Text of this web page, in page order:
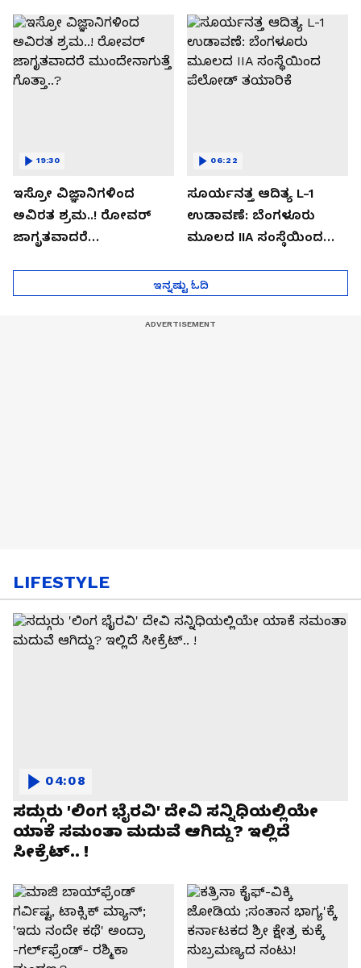
ಇಸ್ರೋ ವಿಜ್ಞಾನಿಗಳಿಂದ
ಅವಿರತ ಶ್ರಮ..! ರೋವರ್
ಜಾಗೃತವಾದರೆ
19:30
ಸೂರ್ಯನತ್ತ ಆದಿತ್ಯ L-1
ಉಡಾವಣೆ: ಬೆಂಗಳೂರು
ಮೂಲದ IIA ಸಂಸ್ಥೆಯಿಂದ
06:22
ಇನ್ನಷ್ಟು ಓದಿ
LIFESTYLE
ಸದ್ಗುರು 'ಲಿಂಗ ಭೈರವಿ' ದೇವಿ ಸನ್ನಿಧಿಯಲ್ಲಿಯೇ
ಯಾಕೆ ಸಮಂತಾ ಮದುವೆ ಆಗಿದ್ದು? ಇಲ್ಲಿದೆ
ಸೀಕ್ರೆಟ್.. !
04:08